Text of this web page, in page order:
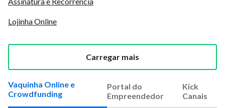
Vaquinha Online e
Crowdfunding
Portal do
Empreendedor
Kick
Canais
Lojinha Online
Carregar mais